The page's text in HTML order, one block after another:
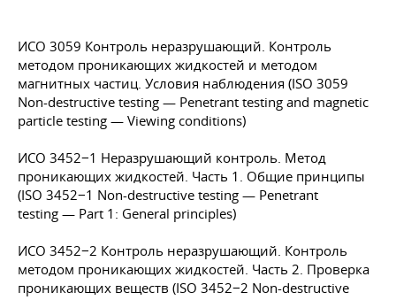
ИСО 3059 Контроль неразрушающий. Контроль
методом проникающих жидкостей и методом
магнитных частиц. Условия наблюдения (ISO 3059
Non-destructive testing — Penetrant testing and magnetic
particle testing — Viewing conditions)
ИСО 3452−1 Неразрушающий контроль. Метод
проникающих жидкостей. Часть 1. Общие принципы
(ISO 3452−1 Non-destructive testing — Penetrant
testing — Part 1: General principles)
ИСО 3452−2 Контроль неразрушающий. Контроль
методом проникающих жидкостей. Часть 2. Проверка
проникающих веществ (ISO 3452−2 Non-destructive